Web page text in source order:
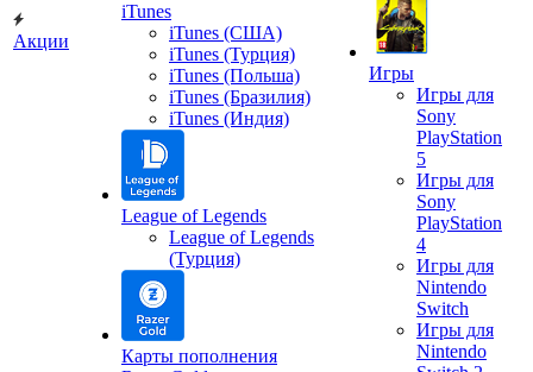
Акции
iTunes
iTunes (США)
iTunes (Турция)
iTunes (Польша)
iTunes (Бразилия)
iTunes (Индия)
League of Legends
League of Legends
(Турция)
Карты пополнения
Игры
Игры для
Sony
PlayStation
5
Игры для
Sony
PlayStation
4
Игры для
Nintendo
Switch
Игры для
Nintendo